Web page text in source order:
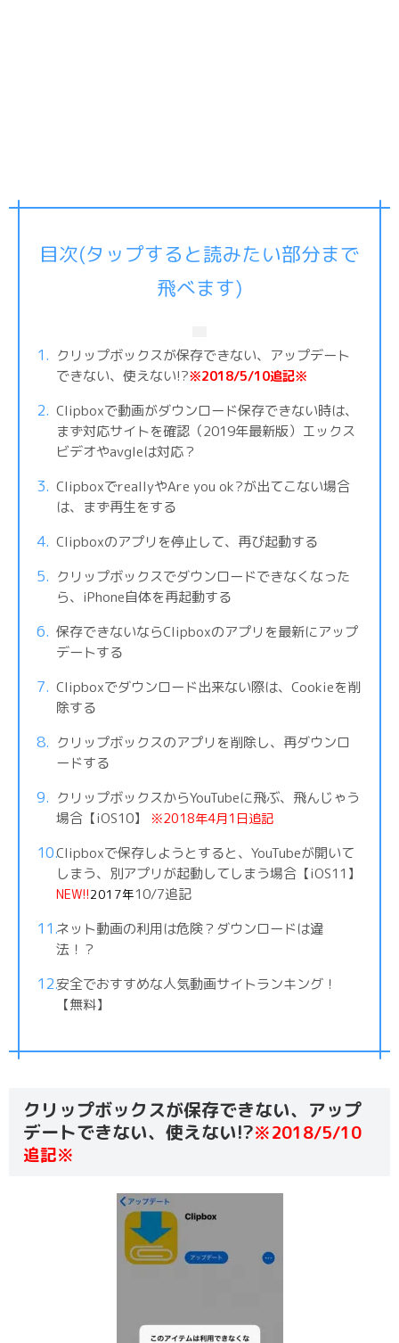
目次(タップすると読みたい部分まで
飛べます)
クリップボックスが保存できない、アップデート
できない、使えない!?※2018/5/10追記※
Clipboxで動画がダウンロード保存できない時は、
まず対応サイトを確認（2019年最新版）エックス
ビデオやavgleは対応？
ClipboxでreallyやAre you ok?が出てこない場合
は、まず再生をする
Clipboxのアプリを停止して、再び起動する
クリップボックスでダウンロードできなくなった
ら、iPhone自体を再起動する
保存できないならClipboxのアプリを最新にアップ
デートする
Clipboxでダウンロード出来ない際は、Cookieを削
除する
クリップボックスのアプリを削除し、再ダウンロ
ードする
クリップボックスからYouTubeに飛ぶ、飛んじゃう
場合【iOS10】 ※2018年4月1日追記
Clipboxで保存しようとすると、YouTubeが開いて
しまう、別アプリが起動してしまう場合【iOS11】
NEW!!2017年10/7追記
ネット動画の利用は危険？ダウンロードは違
法！？
安全でおすすめな人気動画サイトランキング！
【無料】
クリップボックスが保存できない、アップ
デートできない、使えない!?※2018/5/10
追記※